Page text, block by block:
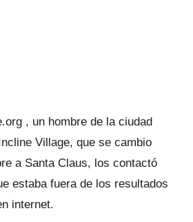
, un hombre de la ciudad
Village, que se cambio
a Santa Claus, los contactó
estaba fuera de los resultados
internet.